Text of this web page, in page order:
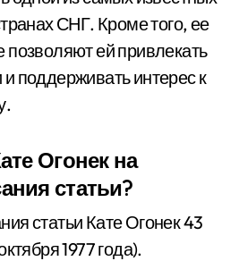
СНГ. Кроме того, ее
позволяют ей привлекать
поддерживать интерес к
Огонек на
статьи?
статьи Кате Огонек 43
1977 года).